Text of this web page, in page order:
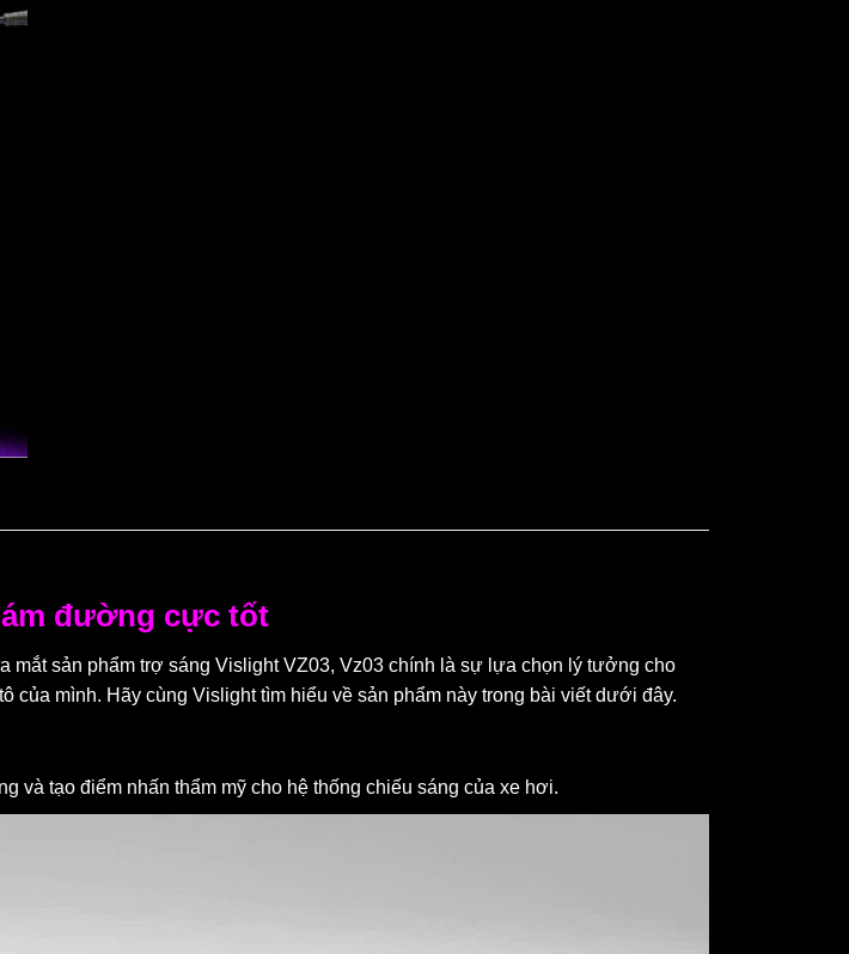
đường cực tốt
mắt sản phẩm trợ sáng Vislight VZ03, Vz03 chính là sự lựa chọn lý tưởng cho
của mình. Hãy cùng Vislight tìm hiểu về sản phẩm này trong bài viết dưới đây.
và tạo điểm nhấn thẩm mỹ cho hệ thống chiếu sáng của xe hơi.